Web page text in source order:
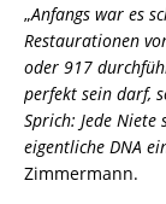
„Anfangs war es
Restaurationen
oder 917
perfekt sein darf,
Sprich: Jede
eigentliche DNA
Zimmermann.